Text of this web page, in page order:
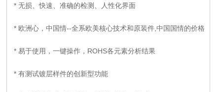
* 无损、快速、准确的检测、人性化界面
* 欧洲心，中国情--全系欧美核心技术和原装件,中国国情的价格
* 易于使用，一键操作，ROHS各元素分析结果
* 有测试镀层样件的创新型功能